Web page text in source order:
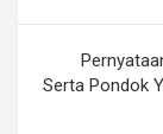
Serta Pondok